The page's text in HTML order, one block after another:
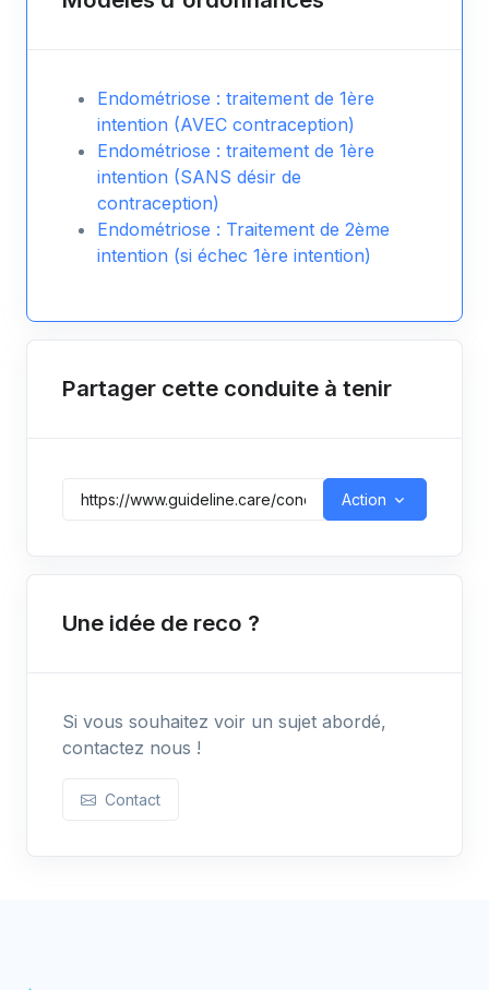
Endométriose : traitement de 1ère
intention (AVEC contraception)
Endométriose : traitement de 1ère
intention (SANS désir de
contraception)
Endométriose : Traitement de 2ème
intention (si échec 1ère intention)
Partager cette conduite à tenir
Action
Une idée de reco ?
Si vous souhaitez voir un sujet abordé,
contactez nous !
Contact